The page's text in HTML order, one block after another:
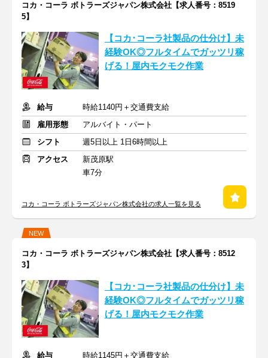
コカ・コーラ ボトラーズジャパン株式会社【求人番号：8519
5】
【コカ･コーラ社製品の仕分け】未
経験OK◎フルタイムでガッツリ稼
げる！屋内モクモク作業
給与
時給1140円＋交通費支給
雇用形態
アルバイト・パート
シフト
週5日以上 1日6時間以上
アクセス
新茂原駅
車7分
コカ・コーラ ボトラーズジャパン株式会社の求人一覧を見る
NEW
コカ・コーラ ボトラーズジャパン株式会社【求人番号：8512
3】
【コカ･コーラ社製品の仕分け】未
経験OK◎フルタイムでガッツリ稼
げる！屋内モクモク作業
給与 時給1145円＋交通費支給